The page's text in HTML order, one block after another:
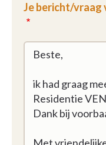
Je bericht/vraag